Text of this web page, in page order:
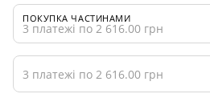
ПОКУПКА ЧАСТИНАМИ
3 платежі по 2 616.00 грн
3 платежі по 2 616.00 грн